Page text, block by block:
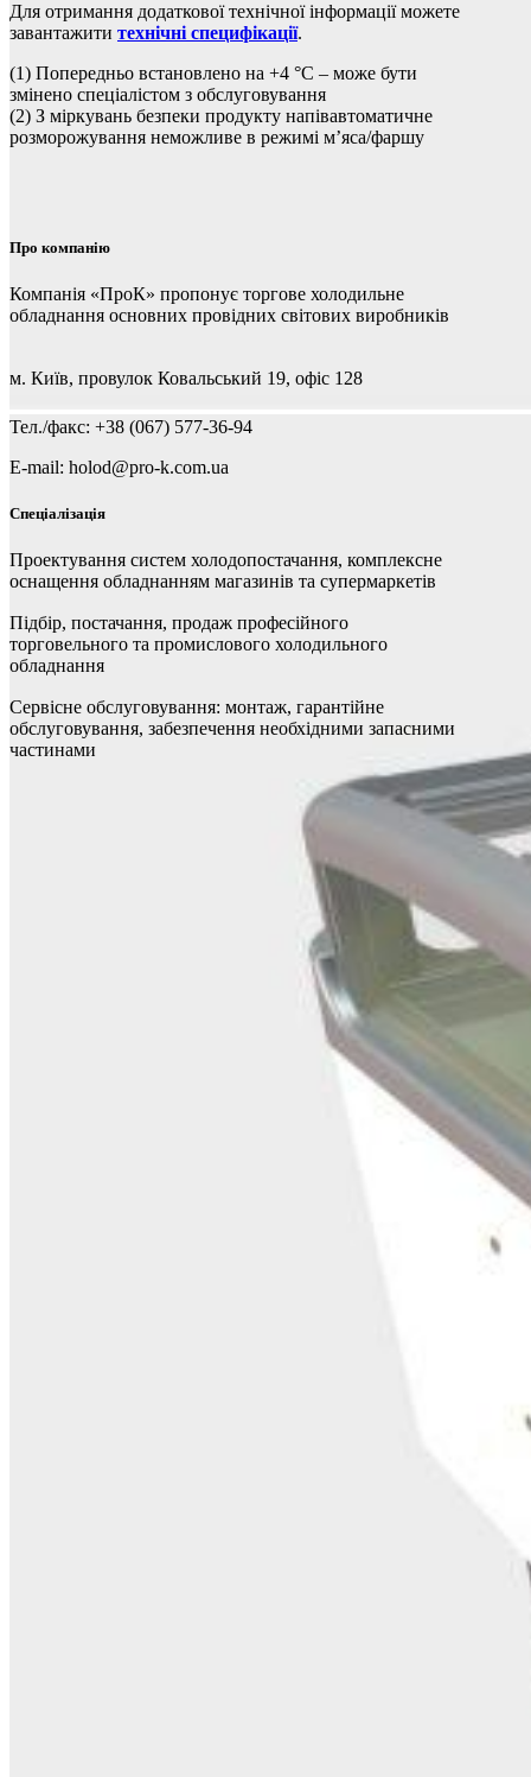
Для отримання додаткової технічної інформації можете
завантажити технічні специфікації.
(1) Попередньо встановлено на +4 °C – може бути
змінено спеціалістом з обслуговування
(2) З міркувань безпеки продукту напівавтоматичне
розморожування неможливе в режимі м’яса/фаршу
Про компанію
Компанія «ПроК» пропонує торгове холодильне
обладнання основних провідних світових виробників
м. Київ, провулок Ковальський 19, офіс 128
Тел./факс: +38 (067) 577-36-94
E-mail: holod@pro-k.com.ua
Спеціалізація
Проектування систем холодопостачання, комплексне
оснащення обладнанням магазинів та супермаркетів
Підбір, постачання, продаж професійного
торговельного та промислового холодильного
обладнання
Сервісне обслуговування: монтаж, гарантійне
обслуговування, забезпечення необхідними запасними
частинами